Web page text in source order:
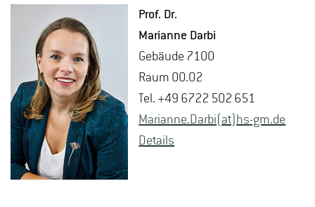
Prof. Dr.
Ma­ri­an­ne Darbi
Ge­bäu­de 7100
Raum 00.02
Tel. +49 6722 502 651
Ma­ri­an­ne.Darbi(at)hs-​gm.​de
De­tails